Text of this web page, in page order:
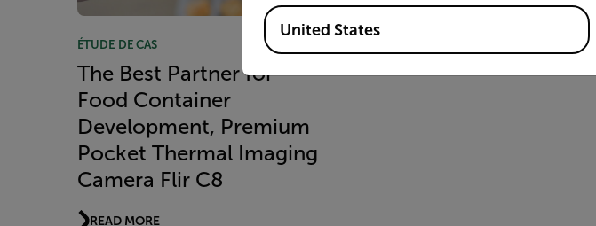
ÉTUDE DE CAS
The Best Partner for
Food Container
Development, Premium
Pocket Thermal Imaging
Camera Flir C8
READ MORE
Predictive Maintenance
READ MORE
Available Locations
United States